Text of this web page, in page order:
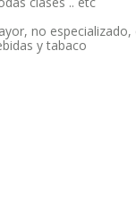
no especializado,
y tabaco